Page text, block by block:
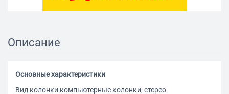
Описание
Основные характеристики
Вид колонки компьютерные колонки, стерео